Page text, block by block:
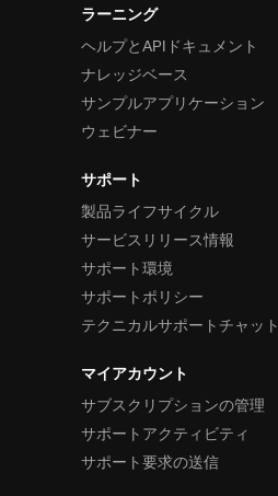
ラーニング
ヘルプとAPIドキュメント
ナレッジベース
サンプルアプリケーション
ウェビナー
サポート
製品ライフサイクル
サービスリリース情報
サポート環境
サポートポリシー
テクニカルサポートチャット
マイアカウント
サブスクリプションの管理
サポートアクティビティ
サポート要求の送信